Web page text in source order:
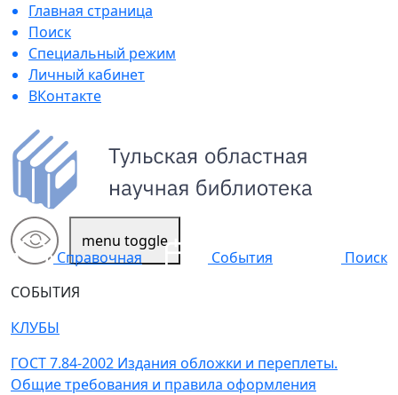
Главная страница
Поиск
Специальный режим
Личный кабинет
ВКонтакте
menu toggle
Справочная
События
Поиск
СОБЫТИЯ
КЛУБЫ
ГОСТ 7.84-2002 Издания обложки и переплеты.
Общие требования и правила оформления